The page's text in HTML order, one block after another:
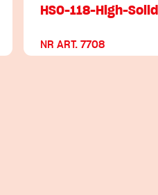
HSO-118-High-
NR ART. 7708